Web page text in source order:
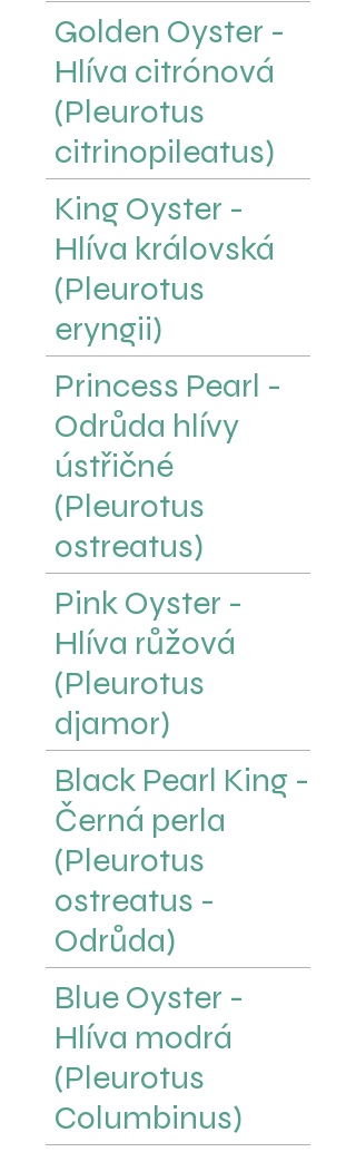
Golden Oyster -
Hlíva citrónová
(Pleurotus
citrinopileatus)
King Oyster -
Hlíva královská
(Pleurotus
eryngii)
Princess Pearl -
Odrůda hlívy
ústřičné
(Pleurotus
ostreatus)
Pink Oyster -
Hlíva růžová
(Pleurotus
djamor)
Black Pearl King -
Černá perla
(Pleurotus
ostreatus -
Odrůda)
Blue Oyster -
Hlíva modrá
(Pleurotus
Columbinus)